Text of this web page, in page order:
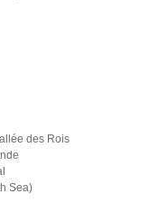
des Rois
Sea)